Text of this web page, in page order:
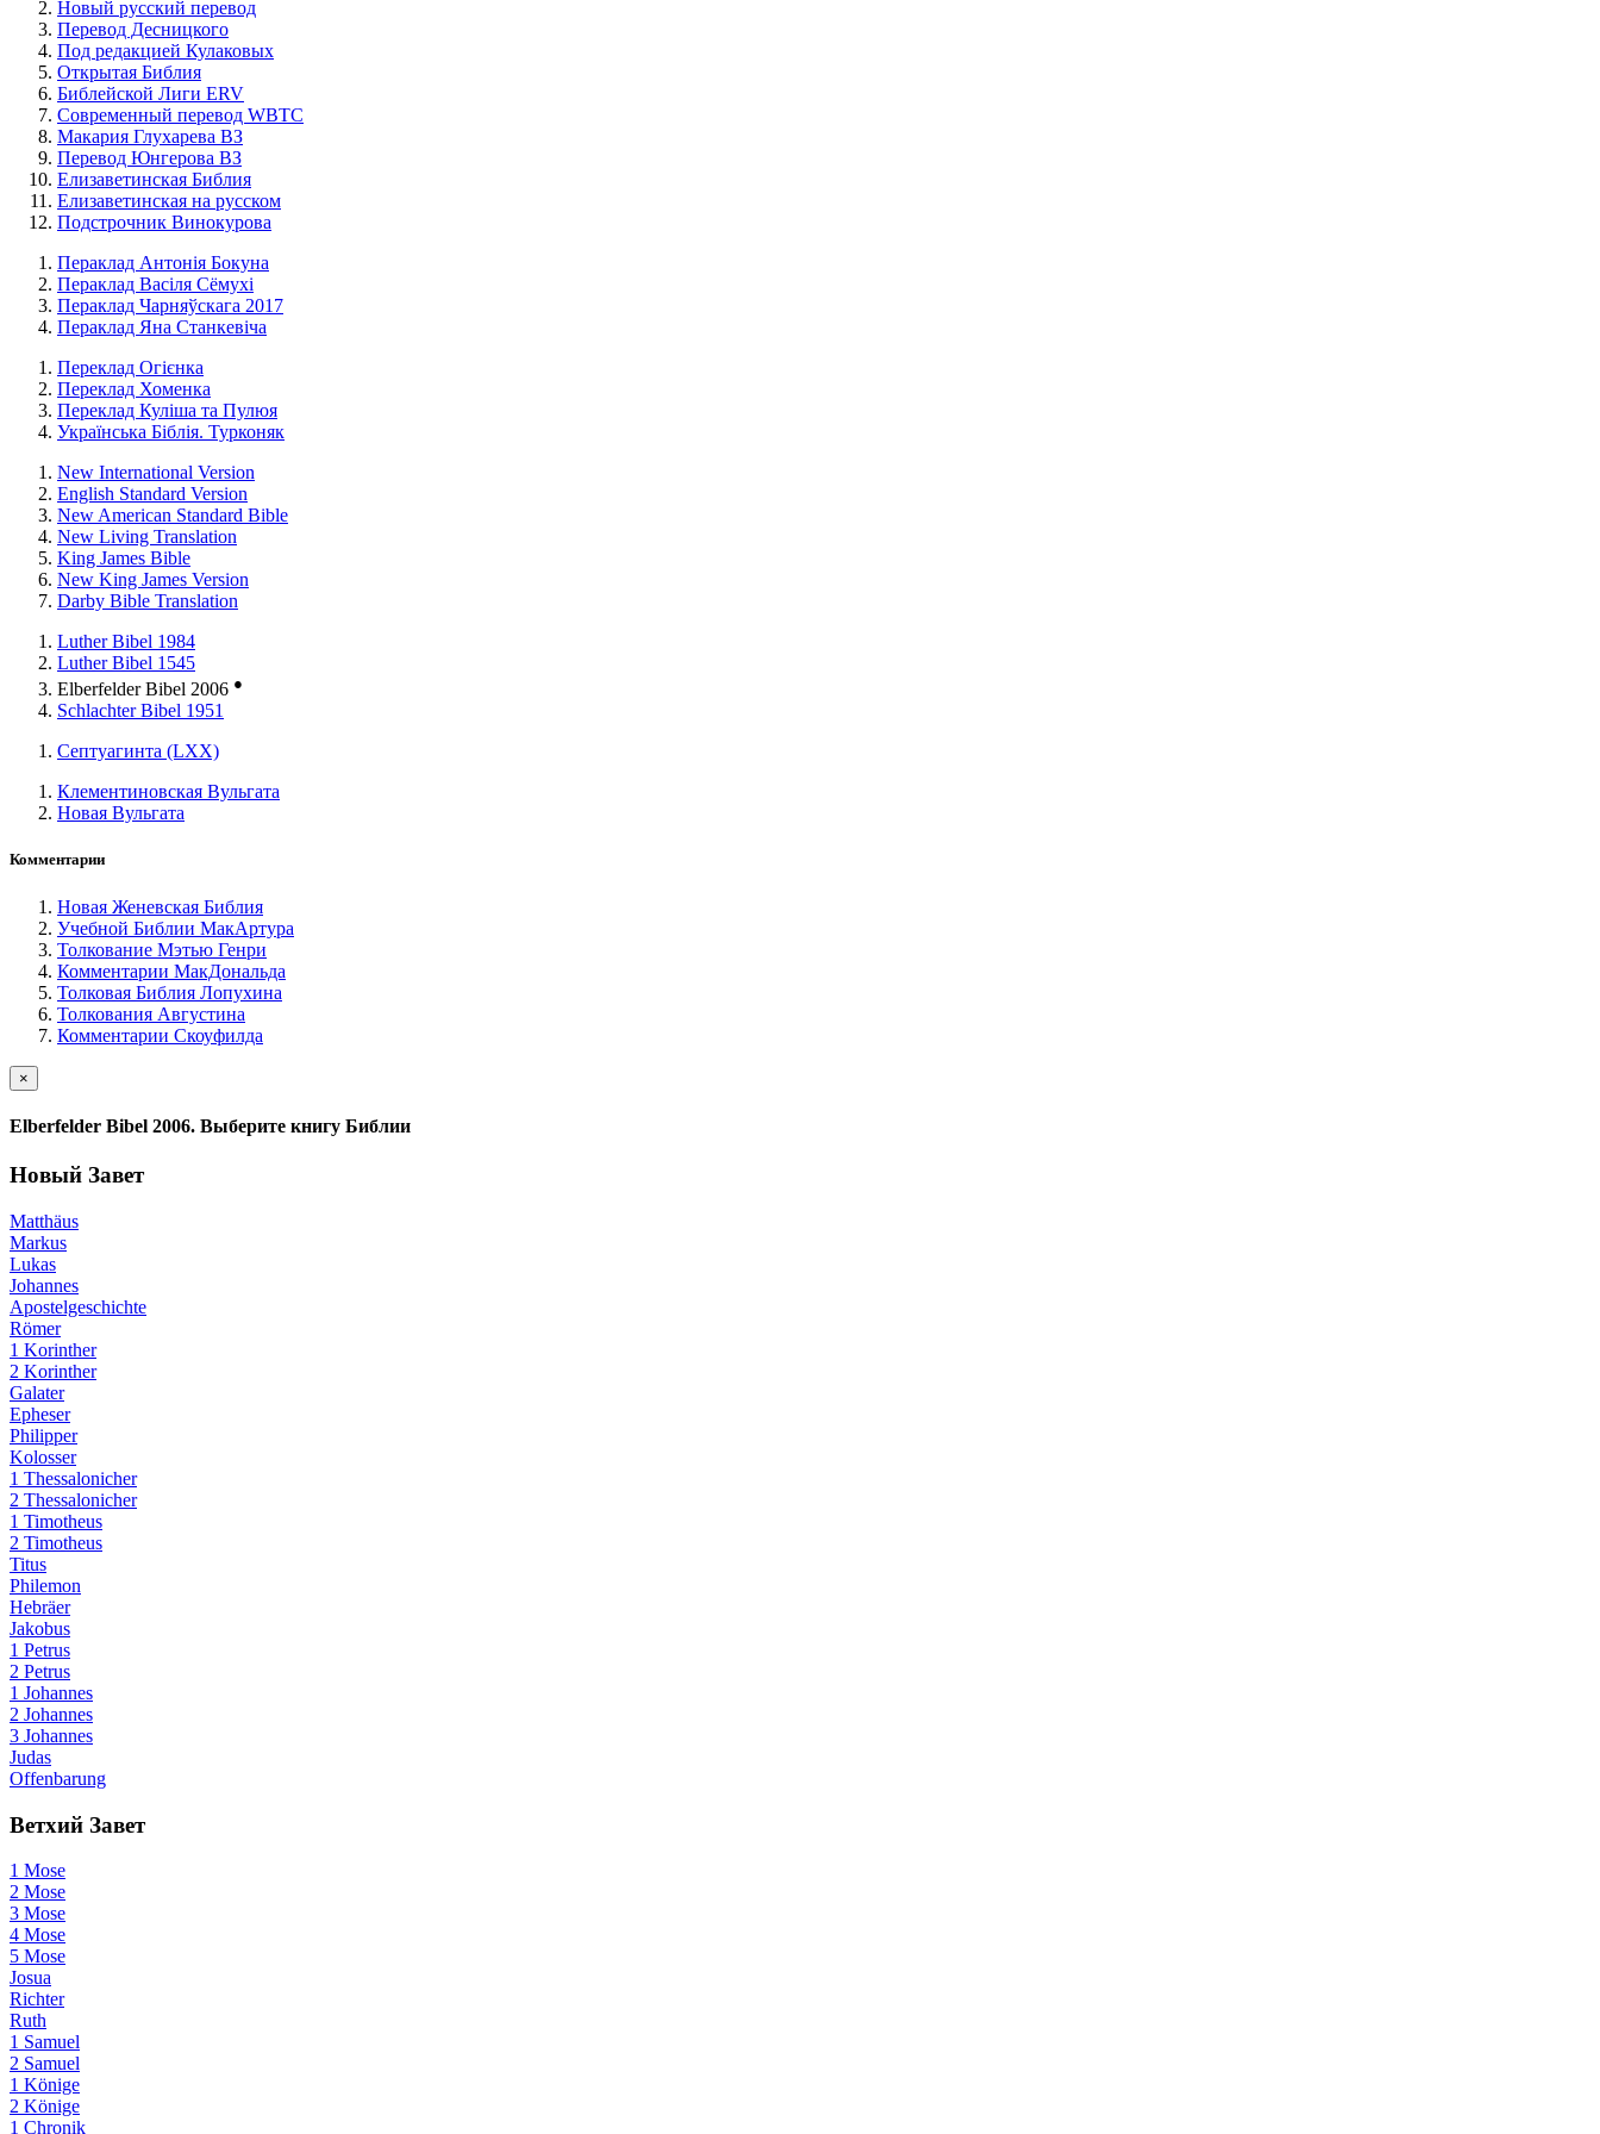
Новый русский перевод
Перевод Десницкого
Под редакцией Кулаковых
Открытая Библия
Библейской Лиги ERV
Cовременный перевод WBTC
Макария Глухарева ВЗ
Перевод Юнгерова ВЗ
Елизаветинская Библия
Елизаветинская на русском
Подстрочник Винокурова
Пераклад Антонія Бокуна
Пераклад Васіля Сёмухі
Пераклад Чарняўскага 2017
Пераклад Яна Станкевіча
Переклад Огієнка
Переклад Хоменка
Переклад Куліша та Пулюя
Українська Біблія. Турконяк
New International Version
English Standard Version
New American Standard Bible
New Living Translation
King James Bible
New King James Version
Darby Bible Translation
Luther Bibel 1984
Luther Bibel 1545
Elberfelder Bibel 2006 ●
Schlachter Bibel 1951
Септуагинта (LXX)
Клементиновская Вульгата
Новая Вульгата
Комментарии
Новая Женевская Библия
Учебной Библии МакАртура
Толкование Мэтью Генри
Комментарии МакДональда
Толковая Библия Лопухина
Толкования Августина
Комментарии Скоуфилда
×
Elberfelder Bibel 2006. Выберите книгу Библии
Новый Завет
Matthäus
Markus
Lukas
Johannes
Apostelgeschichte
Römer
1 Korinther
2 Korinther
Galater
Epheser
Philipper
Kolosser
1 Thessalonicher
2 Thessalonicher
1 Timotheus
2 Timotheus
Titus
Philemon
Hebräer
Jakobus
1 Petrus
2 Petrus
1 Johannes
2 Johannes
3 Johannes
Judas
Offenbarung
Ветхий Завет
1 Mose
2 Mose
3 Mose
4 Mose
5 Mose
Josua
Richter
Ruth
1 Samuel
2 Samuel
1 Könige
2 Könige
1 Chronik